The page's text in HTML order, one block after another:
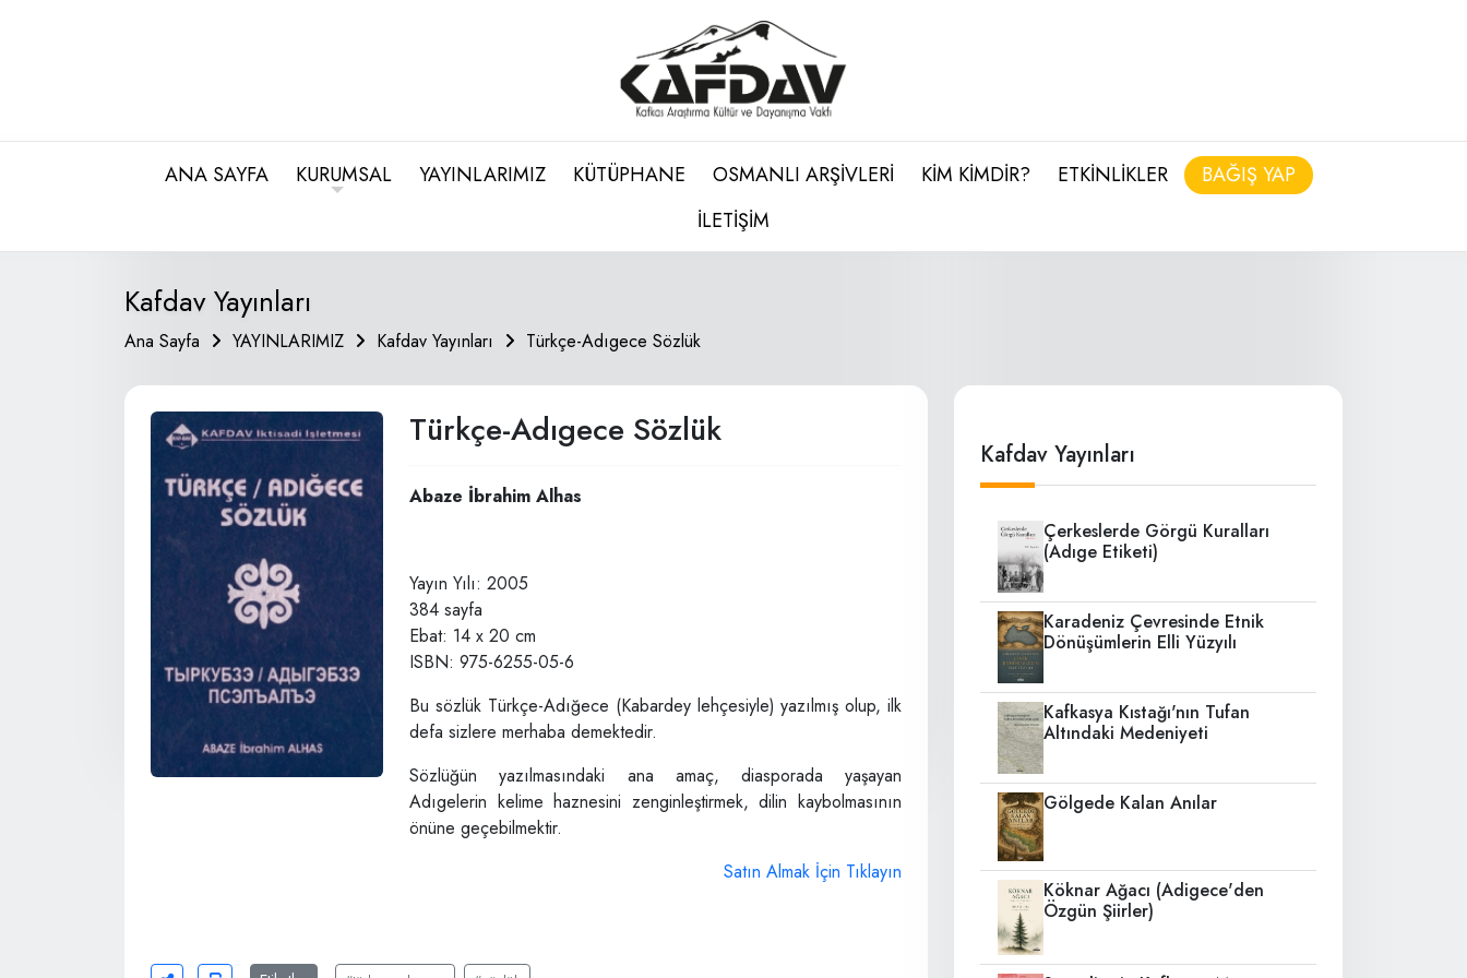
ANA SAYFA KURUMSAL YAYINLARIMIZ KÜTÜPHANE OSMANLI ARŞİVLERİ KİM KİMDİR? ETKİNLİKLER
BAĞIŞ YAP
İLETİŞİM
Kafdav Yayınları
Ana Sayfa YAYINLARIMIZ Kafdav Yayınları Türkçe-Adıgece Sözlük
Türkçe-Adıgece Sözlük
Abaze İbrahim Alhas
Yayın Yılı: 2005
384 sayfa
Ebat: 14 x 20 cm
ISBN: 975-6255-05-6
Bu sözlük Türkçe-Adığece (Kabardey lehçesiyle) yazılmış olup, ilk
defa sizlere merhaba demektedir.
Sözlüğün yazılmasındaki ana amaç, diasporada yaşayan
Adıgelerin kelime haznesini zenginleştirmek, dilin kaybolmasının
önüne geçebilmektir.
Satın Almak İçin Tıklayın
Kafdav Yayınları
Çerkeslerde Görgü Kuralları
(Adıge Etiketi)
Karadeniz Çevresinde Etnik
Dönüşümlerin Elli Yüzyılı
Kafkasya Kıstağı'nın Tufan
Altındaki Medeniyeti
Gölgede Kalan Anılar
Köknar Ağacı (Adigece'den
Özgün Şiirler)